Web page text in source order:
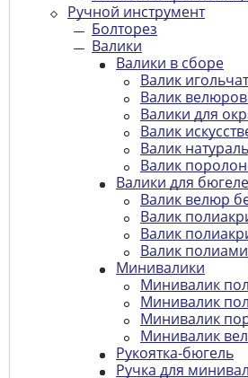
Ручной инструмент
Болторез
Валики
Валики в сборе
Валик
Валик
Валики для
Валик
Валик
Валик
Валики для
Валик велюр
Валик
Валик
Валик
Минивалики
Минивалик
Минивалик
Минивалик
Минивалик
Рукоятка-бюгель
Ручка для